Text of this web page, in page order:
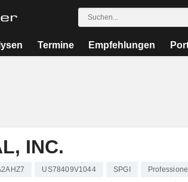
Termine Empfehlungen
INC.
US78409V1044 SPGI